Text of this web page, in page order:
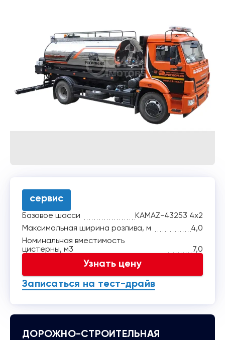
сервис
Базовое шасси
KAMAZ-43253 4х2
Максимальная ширина розлива, м
4,0
Номинальная вместимость
цистерны, м3
7,0
Узнать цену
Записаться на тест-драйв
ДОРОЖНО-СТРОИТЕЛЬНАЯ